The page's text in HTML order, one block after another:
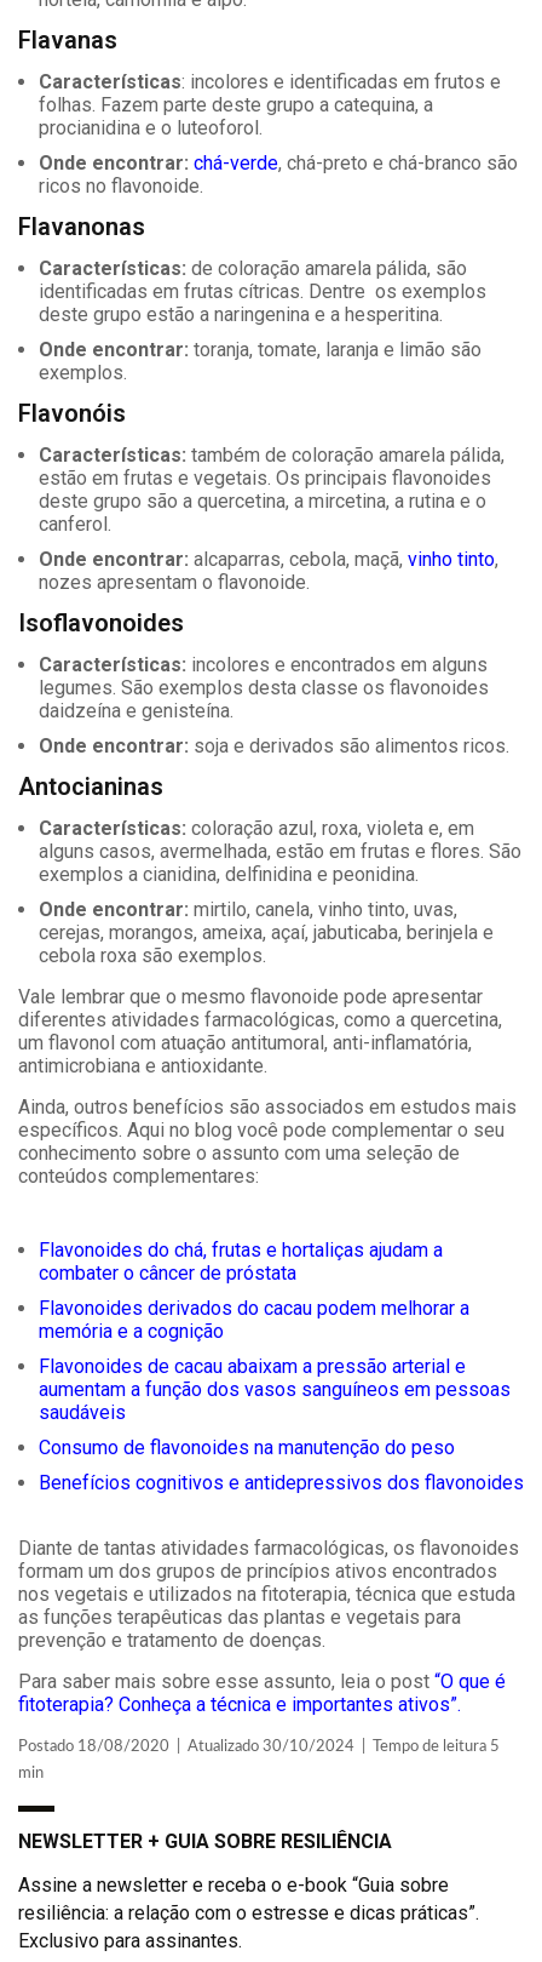
Flavanas
Características: incolores e identificadas em frutos e
folhas. Fazem parte deste grupo a catequina, a
procianidina e o luteoforol.
Onde encontrar: chá-verde, chá-preto e chá-branco são
ricos no flavonoide.
Flavanonas
Características: de coloração amarela pálida, são
identificadas em frutas cítricas. Dentre os exemplos
deste grupo estão a naringenina e a hesperitina.
Onde encontrar: toranja, tomate, laranja e limão são
exemplos.
Flavonóis
Características: também de coloração amarela pálida,
estão em frutas e vegetais. Os principais flavonoides
deste grupo são a quercetina, a mircetina, a rutina e o
canferol.
Onde encontrar: alcaparras, cebola, maçã, vinho tinto,
nozes apresentam o flavonoide.
Isoflavonoides
Características: incolores e encontrados em alguns
legumes. São exemplos desta classe os flavonoides
daidzeína e genisteína.
Onde encontrar: soja e derivados são alimentos ricos.
Antocianinas
Características: coloração azul, roxa, violeta e, em
alguns casos, avermelhada, estão em frutas e flores. São
exemplos a cianidina, delfinidina e peonidina.
Onde encontrar: mirtilo, canela, vinho tinto, uvas,
cerejas, morangos, ameixa, açaí, jabuticaba, berinjela e
cebola roxa são exemplos.
Vale lembrar que o mesmo flavonoide pode apresentar
diferentes atividades farmacológicas, como a quercetina,
um flavonol com atuação antitumoral, anti-inflamatória,
antimicrobiana e antioxidante.
Ainda, outros benefícios são associados em estudos mais
específicos. Aqui no blog você pode complementar o seu
conhecimento sobre o assunto com uma seleção de
conteúdos complementares:
Flavonoides do chá, frutas e hortaliças ajudam a
combater o câncer de próstata
Flavonoides derivados do cacau podem melhorar a
memória e a cognição
Flavonoides de cacau abaixam a pressão arterial e
aumentam a função dos vasos sanguíneos em pessoas
saudáveis
Consumo de flavonoides na manutenção do peso
Benefícios cognitivos e antidepressivos dos flavonoides
Diante de tantas atividades farmacológicas, os flavonoides
formam um dos grupos de princípios ativos encontrados
nos vegetais e utilizados na fitoterapia, técnica que estuda
as funções terapêuticas das plantas e vegetais para
prevenção e tratamento de doenças.
Para saber mais sobre esse assunto, leia o post “O que é
fitoterapia? Conheça a técnica e importantes ativos”.
Postado 18/08/2020 | Atualizado 30/10/2024 | Tempo de leitura 5
min
NEWSLETTER + GUIA SOBRE RESILIÊNCIA
Assine a newsletter e receba o e-book “Guia sobre
resiliência: a relação com o estresse e dicas práticas”.
Exclusivo para assinantes.